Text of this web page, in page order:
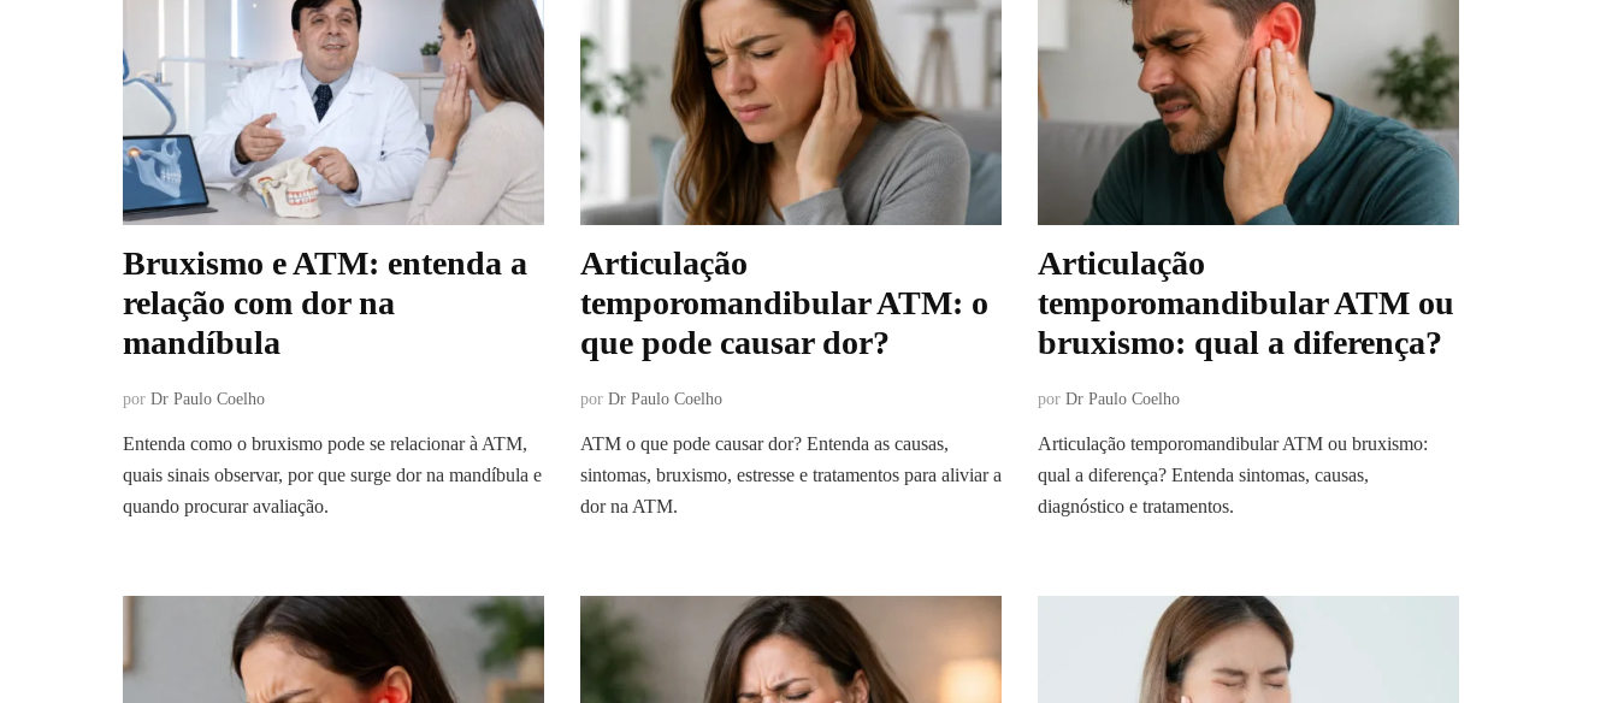
Bruxismo e ATM: entenda a
relação com dor na
mandíbula
por Dr Paulo Coelho
Entenda como o bruxismo pode se relacionar à ATM,
quais sinais observar, por que surge dor na mandíbula e
quando procurar avaliação.
Articulação
temporomandibular ATM: o
que pode causar dor?
por Dr Paulo Coelho
ATM o que pode causar dor? Entenda as causas,
sintomas, bruxismo, estresse e tratamentos para aliviar a
dor na ATM.
Articulação
temporomandibular ATM ou
bruxismo: qual a diferença?
por Dr Paulo Coelho
Articulação temporomandibular ATM ou bruxismo:
qual a diferença? Entenda sintomas, causas,
diagnóstico e tratamentos.